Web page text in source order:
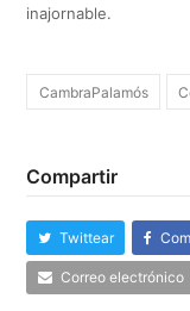
inajornable.
CambraPalamós
Compartir
Twittear
Correo electrónico